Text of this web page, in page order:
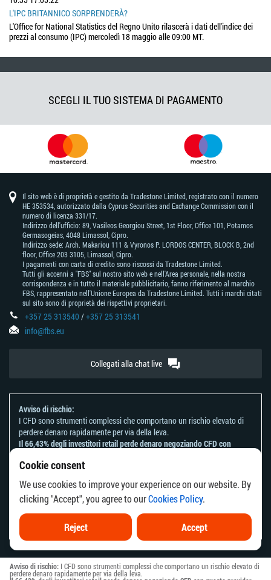
Cookie consent
We use cookies to improve your experience on our website. By
clicking "Accept", you agree to ourCookies Policy.
Reject Accept
Avviso di rischio: I CFD sono strumenti complessi che comportano un rischio elevato di
perdere denaro rapidamente per via della leva.
L'IPC BRITANNICO SORPRENDERÀ?
L'Office for National Statistics del Regno Unito rilascerà i dati dell'indice dei
prezzi al consumo (IPC) mercoledì 18 maggio alle 09:00 MT.
SCEGLI IL TUO SISTEMA DI PAGAMENTO
Il sito web è di proprietà e gestito da Tradestone Limited, registrato con il numero
HE 353534, autorizzato dalla Cyprus Securities and Exchange Commission con il
numero di licenza 331/17.
Indirizzo dell'ufficio: 89, Vasileos Georgiou Street, 1st Floor, Office 101, Potamos
Germasogeias, 4048 Limassol, Cipro.
Indirizzo sede: Arch. Makariou 111 & Vyronos Р. LORDOS CENTER, BLOCK В, 2nd
floor, Office 203 3105, Limassol, Cipro.
I pagamenti con carta di credito sono riscossi da Tradestone Limited.
Tutti gli accenni a "FBS" sul nostro sito web e nell'Area personale, nella nostra
corrispondenza e in tutto il materiale pubblicitario, fanno riferimento al marchio
FBS, rappresentato nell'Unione Europea da Tradestone Limited. Tutti i marchi citati
sul sito sono di proprietà dei rispettivi proprietari.
+357 25 313540/+357 25 313541
info@fbs.eu
Collegati alla chat live
Avviso di rischio:
I CFD sono strumenti complessi che comportano un rischio elevato di
perdere denaro rapidamente per via della leva.
Il 66,43% degli investitori retail perde denaro negoziando CFD con
Dovresti considerare se comprendi come funzionano i CFD e se puoi
permetterti di correre il rischio di perdere il tuo denaro.
Fai riferimento alla nostraInformativa sui rischi.
Le informazioni su questo sito web non sono dirette ai residenti di
alcun paese o giurisdizione in cui la distribuzione o l'uso di tali
informazioni è contrario alla legge o alla regolamentazione locale.